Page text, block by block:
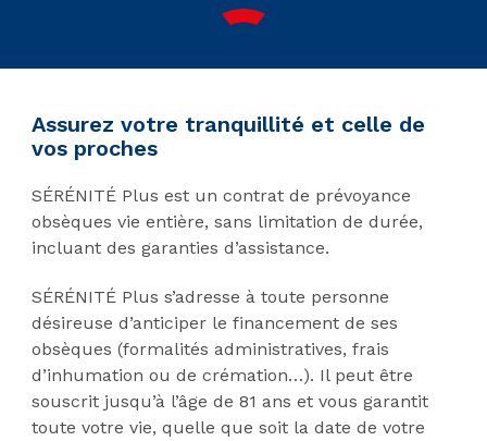
Assurez votre tranquillité et celle de
vos proches
SÉRÉNITÉ Plus est un contrat de prévoyance
obsèques vie entière, sans limitation de durée,
incluant des garanties d’assistance.
SÉRÉNITÉ Plus s’adresse à toute personne
désireuse d’anticiper le financement de ses
obsèques (formalités administratives, frais
d’inhumation ou de crémation…). Il peut être
souscrit jusqu’à l’âge de 81 ans et vous garantit
toute votre vie, quelle que soit la date de votre